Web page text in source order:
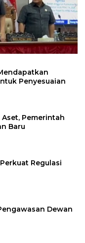
Penyesuaian
Pemerintah
Baru
Regulasi
Dewan